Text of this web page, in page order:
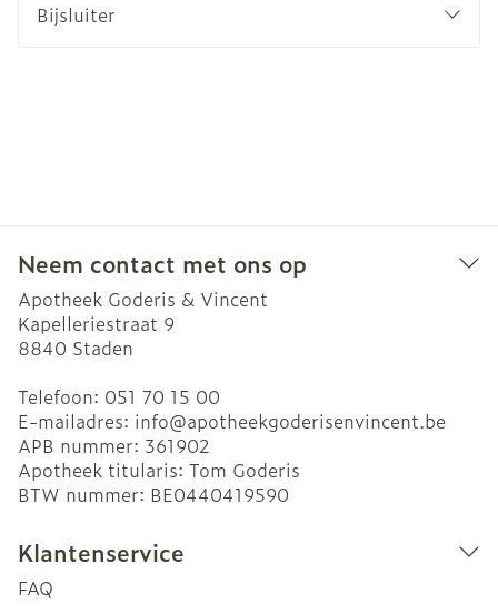
Bijsluiter
Neem contact met ons op
Apotheek Goderis & Vincent
Kapelleriestraat 9
8840 Staden
Telefoon: 051 70 15 00
E-mailadres: info@apotheekgoderisenvincent.be
APB nummer: 361902
Apotheek titularis: Tom Goderis
BTW nummer: BE0440419590
Klantenservice
FAQ